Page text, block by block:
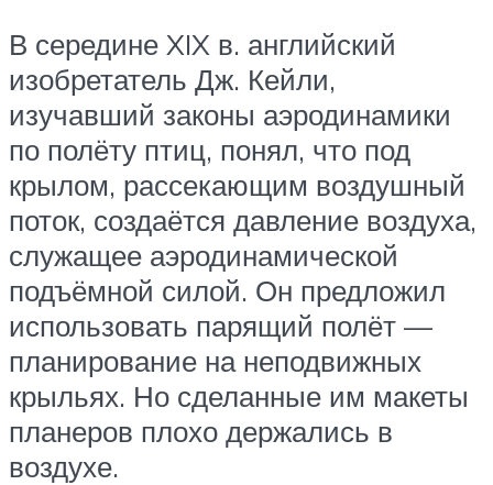
В середине XIX в. английский
изобретатель Дж. Кейли,
изучавший законы аэродинамики
по полёту птиц, понял, что под
крылом, рассекающим воздушный
поток, создаётся давление воздуха,
служащее аэродинамической
подъёмной силой. Он предложил
использовать парящий полёт —
планирование на неподвижных
крыльях. Но сделанные им макеты
планеров плохо держались в
воздухе.